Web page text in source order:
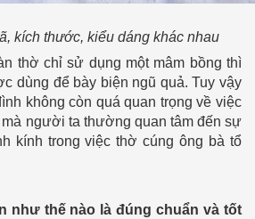
kích thước, kiểu dáng khác nhau
thờ chỉ sử dụng một mâm bồng thì
dùng để bày biện ngũ quả. Tuy vậy
không còn quá quan trọng về việc
người ta thường quan tâm đến sự
kính trong việc thờ cúng ông bà tổ
như thế nào là đúng chuẩn và tốt